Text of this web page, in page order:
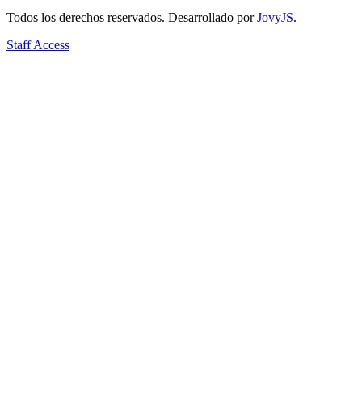
Todos los derechos reservados. Desarrollado por JovyJS.
Staff Access